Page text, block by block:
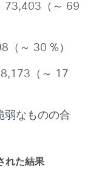
73,403（～ 69
（～ 30 %）
（～ 17
弱なものの合
れた結果